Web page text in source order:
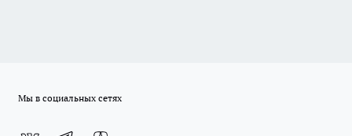
Мы в социальных сетях